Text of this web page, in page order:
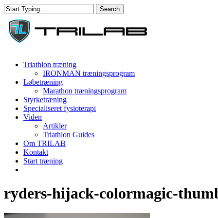
Skip
to
main
content
Search
Close
Search
Menu
Triathlon træning
IRONMAN træningsprogram
Løbetræning
Marathon træningsprogram
Styrketræning
Specialiseret fysioterapi
Viden
Artikler
Triathlon Guides
Om TRILAB
Kontakt
Start træning
ryders-hijack-colormagic-